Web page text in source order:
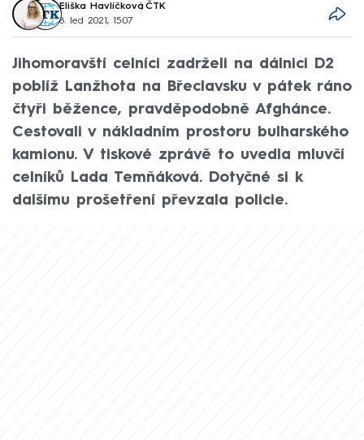
Eliška Havlíčková, ČTK
8. led 2021, 15:07
Jihomoravští celníci zadrželi na dálnici D2
poblíž Lanžhota na Břeclavsku v pátek ráno
čtyři běžence, pravděpodobně Afghánce.
Cestovali v nákladním prostoru bulharského
kamionu. V tiskové zprávě to uvedla mluvčí
celníků Lada Temňáková. Dotyčné si k
dalšímu prošetření převzala policie.